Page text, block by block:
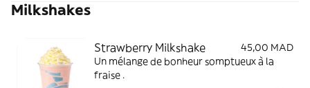
Milkshakes
Strawberry Milkshake
45,00 MAD
Un mélange de bonheur somptueux à la
fraise .